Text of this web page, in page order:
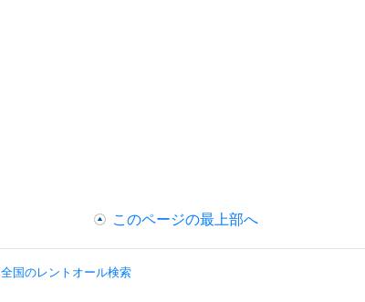
このページの最上部へ
全国のレントオール検索